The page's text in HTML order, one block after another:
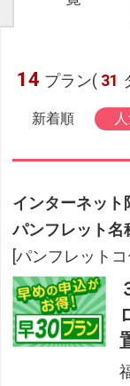
14 プラン( 31
新着順
インターネット
パンフレット
[パンフレット